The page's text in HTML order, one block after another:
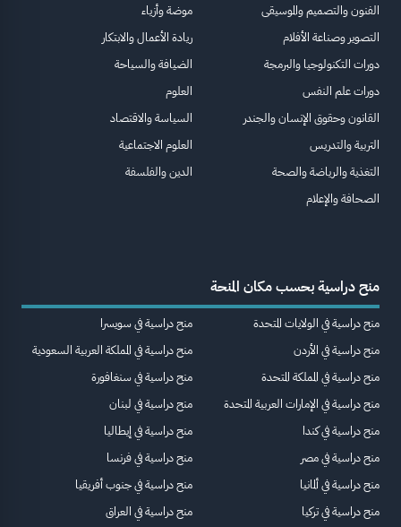
الفنون والتصميم والموسيقى
التصوير وصناعة الأفلام
دورات التكنولوجيا والبرمجة
دورات علم النفس
القانون وحقوق الإنسان والجندر
التربية والتدريس
التغذية والرياضة والصحة
الصحافة والإعلام
موضة وأزياء
ريادة الأعمال والابتكار
الضيافة والسياحة
العلوم
السياسة والاقتصاد
العلوم الاجتماعية
الدين والفلسفة
منح دراسية بحسب مكان المنحة
منح دراسية في الولايات المتحدة
منح دراسية في الأردن
منح دراسية في المملكة المتحدة
منح دراسية في الإمارات العربية المتحدة
منح دراسية في كندا
منح دراسية في مصر
منح دراسية في ألمانيا
منح دراسية في تركيا
منح دراسية في سويسرا
منح دراسية في المملكة العربية السعودية
منح دراسية في سنغافورة
منح دراسية في لبنان
منح دراسية في إيطاليا
منح دراسية في فرنسا
منح دراسية في جنوب أفريقيا
منح دراسية في العراق